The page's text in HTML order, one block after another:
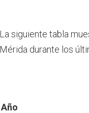
La siguiente tabla
Mérida durante los
Año